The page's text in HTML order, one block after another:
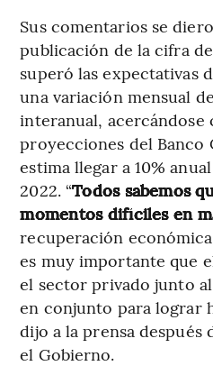
Sus comentarios se
publicación de la cifra
superó las expectativas
una variación mensual
interanual, acercándose
proyecciones del Banco
estima llegar a 10%
2022. “Todos sabemos
momentos difíciles en
recuperación
es muy importante que
el sector privado junto
en conjunto para lograr
dijo a la prensa
el Gobierno.